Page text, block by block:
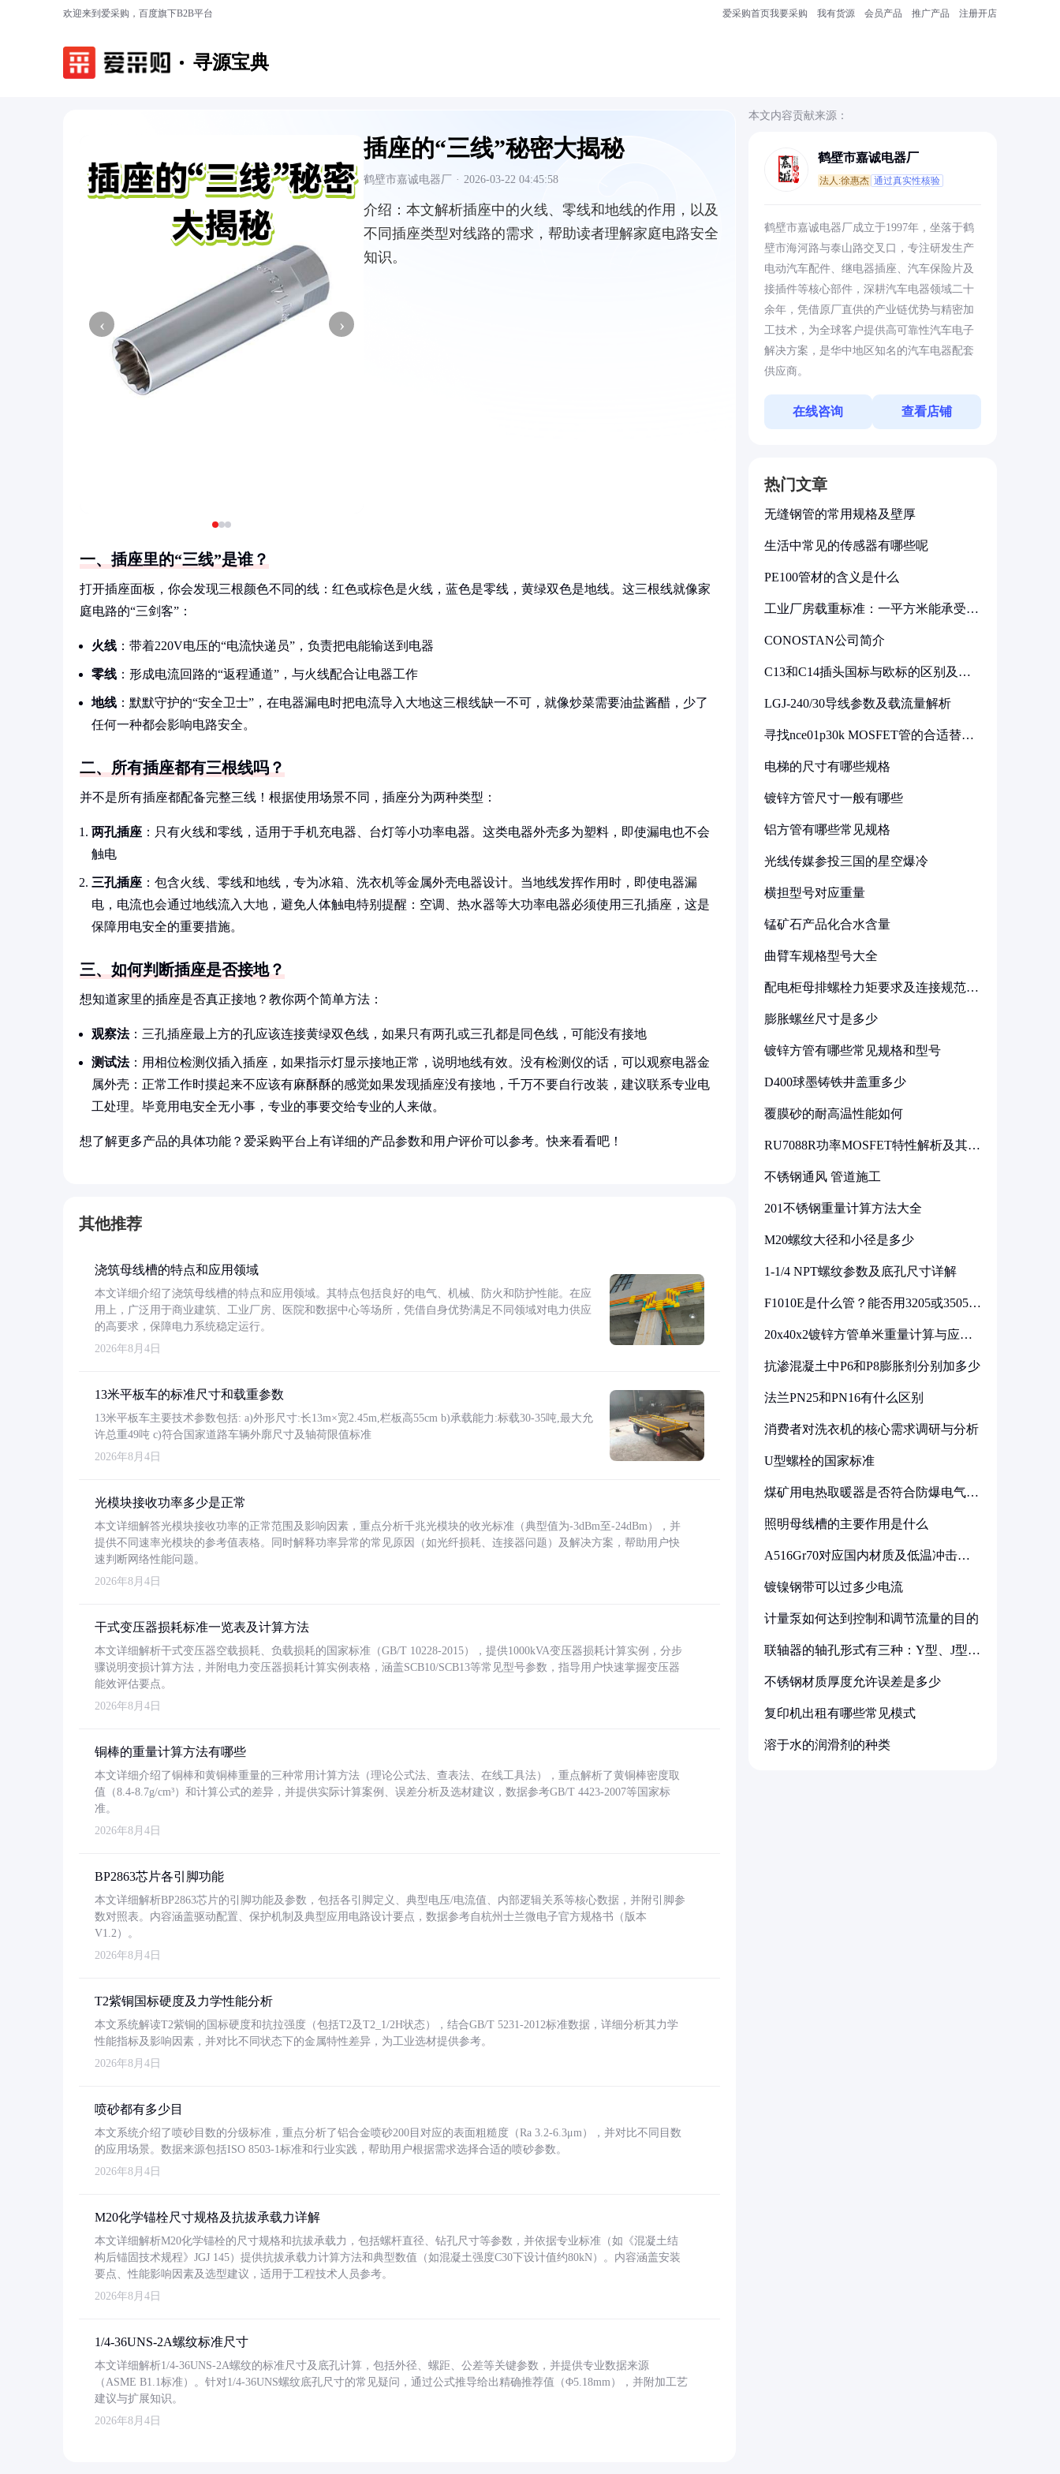
欢迎来到爱采购，百度旗下B2B平台 爱采购首页我要采购 我有货源 会员产品 推广产品 注册开店
寻源宝典
‹ ›
插座的“三线”秘密大揭秘
鹤壁市嘉诚电器厂 · 2026-03-22 04:45:58
介绍： 本文解析插座中的火线、零线和地线的作用，以及
不同插座类型对线路的需求，帮助读者理解家庭电路安全
知识。
一、插座里的“三线”是谁？
打开插座面板，你会发现三根颜色不同的线：红色或棕色是火线，蓝色是零线，黄绿双色是地线。这三根线就像家
庭电路的“三剑客”：
火线 ：带着220V电压的“电流快递员”，负责把电能输送到电器
零线 ：形成电流回路的“返程通道”，与火线配合让电器工作
地线 ：默默守护的“安全卫士”，在电器漏电时把电流导入大地这三根线缺一不可，就像炒菜需要油盐酱醋，少了
任何一种都会影响电路安全。
二、所有插座都有三根线吗？
并不是所有插座都配备完整三线！根据使用场景不同，插座分为两种类型：
两孔插座 ：只有火线和零线，适用于手机充电器、台灯等小功率电器。这类电器外壳多为塑料，即使漏电也不会
触电
三孔插座 ：包含火线、零线和地线，专为冰箱、洗衣机等金属外壳电器设计。当地线发挥作用时，即使电器漏
电，电流也会通过地线流入大地，避免人体触电特别提醒：空调、热水器等大功率电器必须使用三孔插座，这是
保障用电安全的重要措施。
三、如何判断插座是否接地？
想知道家里的插座是否真正接地？教你两个简单方法：
观察法：三孔插座最上方的孔应该连接黄绿双色线，如果只有两孔或三孔都是同色线，可能没有接地
测试法：用相位检测仪插入插座，如果指示灯显示接地正常，说明地线有效。没有检测仪的话，可以观察电器金
属外壳：正常工作时摸起来不应该有麻酥酥的感觉如果发现插座没有接地，千万不要自行改装，建议联系专业电
工处理。毕竟用电安全无小事，专业的事要交给专业的人来做。
想了解更多产品的具体功能？爱采购平台上有详细的产品参数和用户评价可以参考。快来看看吧！
其他推荐
浇筑母线槽的特点和应用领域
本文详细介绍了浇筑母线槽的特点和应用领域。其特点包括良好的电气、机械、防火和防护性能。在应
用上，广泛用于商业建筑、工业厂房、医院和数据中心等场所，凭借自身优势满足不同领域对电力供应
的高要求，保障电力系统稳定运行。
2026年8月4日
13米平板车的标准尺寸和载重参数
13米平板车主要技术参数包括: a)外形尺寸:长13m×宽2.45m,栏板高55cm b)承载能力:标载30-35吨,最大允
许总重49吨 c)符合国家道路车辆外廓尺寸及轴荷限值标准
2026年8月4日
光模块接收功率多少是正常
本文详细解答光模块接收功率的正常范围及影响因素，重点分析千兆光模块的收光标准（典型值为-3dBm至-24dBm），并
提供不同速率光模块的参考值表格。同时解释功率异常的常见原因（如光纤损耗、连接器问题）及解决方案，帮助用户快
速判断网络性能问题。
2026年8月4日
干式变压器损耗标准一览表及计算方法
本文详细解析干式变压器空载损耗、负载损耗的国家标准（GB/T 10228-2015），提供1000kVA变压器损耗计算实例，分步
骤说明变损计算方法，并附电力变压器损耗计算实例表格，涵盖SCB10/SCB13等常见型号参数，指导用户快速掌握变压器
能效评估要点。
2026年8月4日
铜棒的重量计算方法有哪些
本文详细介绍了铜棒和黄铜棒重量的三种常用计算方法（理论公式法、查表法、在线工具法），重点解析了黄铜棒密度取
值（8.4-8.7g/cm³）和计算公式的差异，并提供实际计算案例、误差分析及选材建议，数据参考GB/T 4423-2007等国家标
准。
2026年8月4日
BP2863芯片各引脚功能
本文详细解析BP2863芯片的引脚功能及参数，包括各引脚定义、典型电压/电流值、内部逻辑关系等核心数据，并附引脚参
数对照表。内容涵盖驱动配置、保护机制及典型应用电路设计要点，数据参考自杭州士兰微电子官方规格书（版本
V1.2）。
2026年8月4日
T2紫铜国标硬度及力学性能分析
本文系统解读T2紫铜的国标硬度和抗拉强度（包括T2及T2_1/2H状态），结合GB/T 5231-2012标准数据，详细分析其力学
性能指标及影响因素，并对比不同状态下的金属特性差异，为工业选材提供参考。
2026年8月4日
喷砂都有多少目
本文系统介绍了喷砂目数的分级标准，重点分析了铝合金喷砂200目对应的表面粗糙度（Ra 3.2-6.3μm），并对比不同目数
的应用场景。数据来源包括ISO 8503-1标准和行业实践，帮助用户根据需求选择合适的喷砂参数。
2026年8月4日
M20化学锚栓尺寸规格及抗拔承载力详解
本文详细解析M20化学锚栓的尺寸规格和抗拔承载力，包括螺杆直径、钻孔尺寸等参数，并依据专业标准（如《混凝土结
构后锚固技术规程》JGJ 145）提供抗拔承载力计算方法和典型数值（如混凝土强度C30下设计值约80kN）。内容涵盖安装
要点、性能影响因素及选型建议，适用于工程技术人员参考。
2026年8月4日
1/4-36UNS-2A螺纹标准尺寸
本文详细解析1/4-36UNS-2A螺纹的标准尺寸及底孔计算，包括外径、螺距、公差等关键参数，并提供专业数据来源
（ASME B1.1标准）。针对1/4-36UNS螺纹底孔尺寸的常见疑问，通过公式推导给出精确推荐值（Φ5.18mm），并附加工艺
建议与扩展知识。
2026年8月4日
本文内容贡献来源：
鹤壁市嘉诚电器厂
法人:徐惠杰 通过真实性核验
鹤壁市嘉诚电器厂成立于1997年，坐落于鹤
壁市海河路与泰山路交叉口，专注研发生产
电动汽车配件、继电器插座、汽车保险片及
接插件等核心部件，深耕汽车电器领域二十
余年，凭借原厂直供的产业链优势与精密加
工技术，为全球客户提供高可靠性汽车电子
解决方案，是华中地区知名的汽车电器配套
供应商。
在线咨询 查看店铺
热门文章
无缝钢管的常用规格及壁厚
生活中常见的传感器有哪些呢
PE100管材的含义是什么
工业厂房载重标准：一平方米能承受多
CONOSTAN公司简介
C13和C14插头国标与欧标的区别及其
LGJ-240/30导线参数及载流量解析
寻找nce01p30k MOSFET管的合适替代
电梯的尺寸有哪些规格
镀锌方管尺寸一般有哪些
铝方管有哪些常见规格
光线传媒参投三国的星空爆冷
横担型号对应重量
锰矿石产品化合水含量
曲臂车规格型号大全
配电柜母排螺栓力矩要求及连接规范详
膨胀螺丝尺寸是多少
镀锌方管有哪些常见规格和型号
D400球墨铸铁井盖重多少
覆膜砂的耐高温性能如何
RU7088R功率MOSFET特性解析及其在
不锈钢通风 管道施工
201不锈钢重量计算方法大全
M20螺纹大径和小径是多少
1-1/4 NPT螺纹参数及底孔尺寸详解
F1010E是什么管？能否用3205或3505代
20x40x2镀锌方管单米重量计算与应用
抗渗混凝土中P6和P8膨胀剂分别加多少
法兰PN25和PN16有什么区别
消费者对洗衣机的核心需求调研与分析
U型螺栓的国家标准
煤矿用电热取暖器是否符合防爆电气设
照明母线槽的主要作用是什么
A516Gr70对应国内材质及低温冲击要
镀镍钢带可以过多少电流
计量泵如何达到控制和调节流量的目的
联轴器的轴孔形式有三种：Y型、J型、
不锈钢材质厚度允许误差是多少
复印机出租有哪些常见模式
溶于水的润滑剂的种类